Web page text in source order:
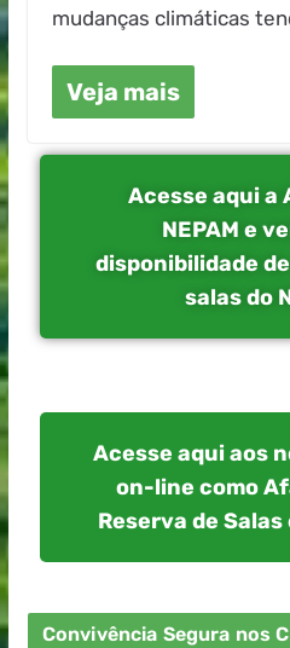
mudanças climáticas
Veja mais
Acesse aqui a
NEPAM e
disponibilidade
salas do
Acesse aqui aos
on-line como
Reserva de
Convivência Segura nos